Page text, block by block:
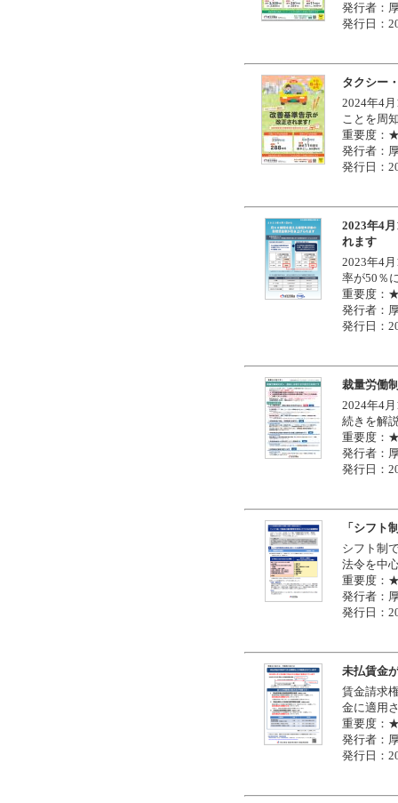
発行者：
発行日：
タクシー
2024年4
ことを周
重要度
発行者：
発行日：
2023年4
れます
2023年4
率が50％
重要度
発行者：
発行日：
裁量労働
2024年4
続きを解
重要度
発行者：
発行日：
「シフト
シフト制
法令を中
重要度
発行者：
発行日：
未払賃金
賃金請求
金に適用
重要度
発行者：
発行日：